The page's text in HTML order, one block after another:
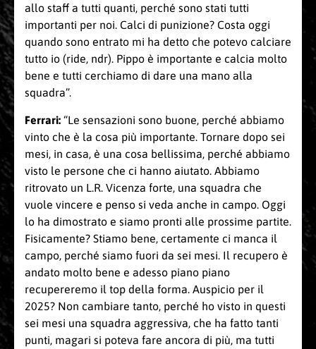
allo staff a tutti quanti, perché sono stati tutti
importanti per noi. Calci di punizione? Costa oggi
quando sono entrato mi ha detto che potevo calciare
tutto io (ride, ndr). Pippo è importante e calcia molto
bene e tutti cerchiamo di dare una mano alla
squadra”.
Ferrari: “Le sensazioni sono buone, perché abbiamo
vinto che è la cosa più importante. Tornare dopo sei
mesi, in casa, è una cosa bellissima, perché abbiamo
visto le persone che ci hanno aiutato. Abbiamo
ritrovato un L.R. Vicenza forte, una squadra che
vuole vincere e penso si veda anche in campo. Oggi
lo ha dimostrato e siamo pronti alle prossime partite.
Fisicamente? Stiamo bene, certamente ci manca il
campo, perché siamo fuori da sei mesi. Il recupero è
andato molto bene e adesso piano piano
recupereremo il top della forma. Auspicio per il
2025? Non cambiare tanto, perché ho visto in questi
sei mesi una squadra aggressiva, che ha fatto tanti
punti, magari si poteva fare ancora di più, ma tutti